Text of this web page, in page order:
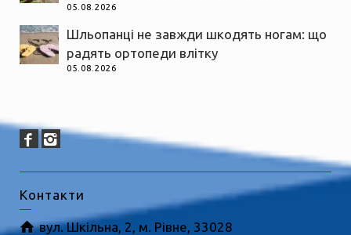
05.08.2026
Шльопанці не завжди шкодять ногам: що
радять ортопеди влітку
05.08.2026
Контакти
вул. Шкільна, 2, м. Рівне, 33028